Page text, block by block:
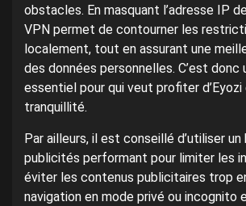
obstacles. En masquant l’adresse IP
VPN permet de contourner les
localement, tout en assurant une
des données personnelles. C’est donc
essentiel pour qui veut profiter
tranquillité.
Par ailleurs, il est conseillé d’utiliser
publicités performant pour limiter les
éviter les contenus publicitaires trop
navigation en mode privé ou incognito